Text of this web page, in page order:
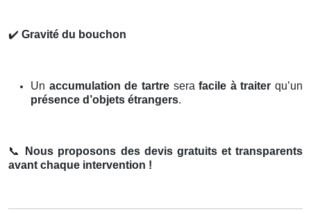
✔️ Gravité du bouchon
Un accumulation de tartreserafacile à traiter qu’un
présence d’objets étrangers.
📞
Nous proposons des devis gratuits et transparents
avant chaque intervention !